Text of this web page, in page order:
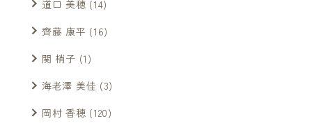
道口 美穂 (14)
齊藤 康平 (16)
関 梢子 (1)
海老澤 美佳 (3)
岡村 香穂 (120)